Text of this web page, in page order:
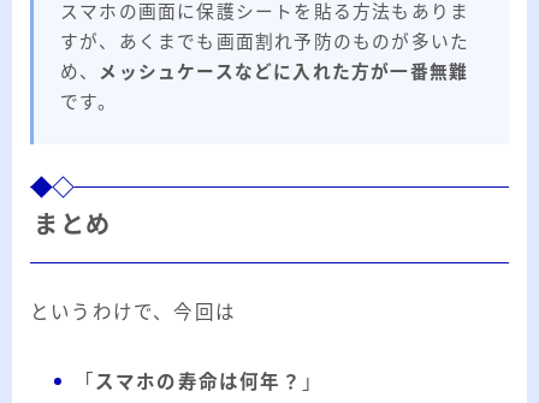
スマホの画面に保護シートを貼る方法もありま
すが、あくまでも画面割れ予防のものが多いた
め、 メッシュケースなどに入れた方が一番無難
です。
まとめ
というわけで、今回は
「 スマホの寿命は何年？ 」